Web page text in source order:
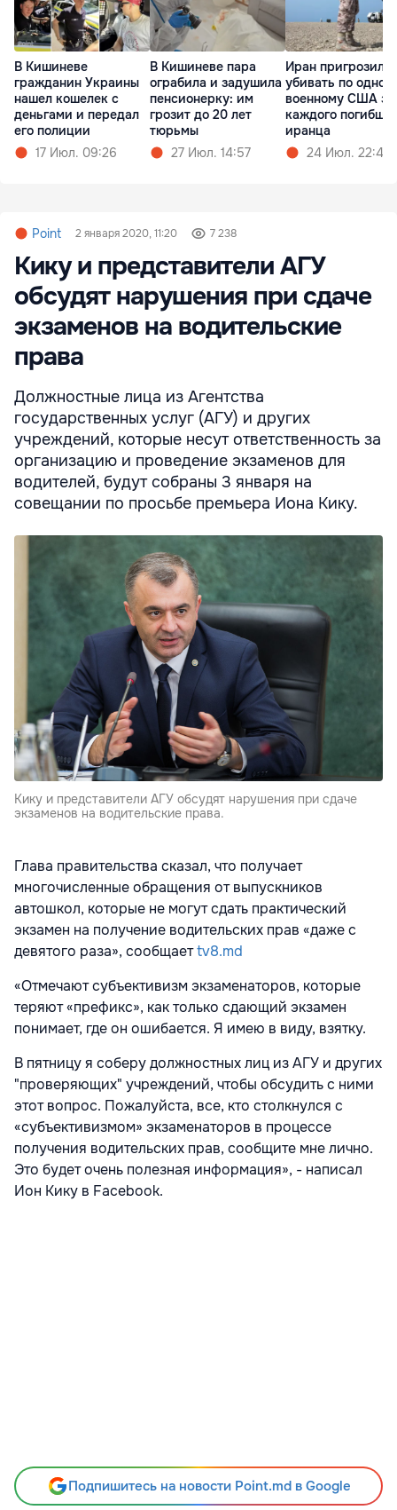
В Кишиневе
гражданин Украины
нашел кошелек с
деньгами и передал
его полиции
17 Июл. 09:26
В Кишиневе пара
ограбила и задушила
пенсионерку: им
грозит до 20 лет
тюрьмы
27 Июл. 14:57
Иран пригрозил
убивать по
военному США за
каждого
иранца
24 Июл. 22:48
Point 2 января 2020, 11:20 7 238
Кику и представители АГУ
обсудят нарушения при сдаче
экзаменов на водительские
права
Должностные лица из Агентства
государственных услуг (АГУ) и других
учреждений, которые несут ответственность за
организацию и проведение экзаменов для
водителей, будут собраны 3 января на
совещании по просьбе премьера Иона Кику.
Кику и представители АГУ обсудят нарушения при сдаче
экзаменов на водительские права.
Глава правительства сказал, что получает
многочисленные обращения от выпускников
автошкол, которые не могут сдать практический
экзамен на получение водительских прав «даже с
девятого раза», сообщаетtv8.md
«Отмечают субъективизм экзаменаторов, которые
теряют «префикс», как только сдающий экзамен
понимает, где он ошибается. Я имею в виду, взятку.
В пятницу я соберу должностных лиц из АГУ и других
"проверяющих" учреждений, чтобы обсудить с ними
этот вопрос. Пожалуйста, все, кто столкнулся с
«субъективизмом» экзаменаторов в процессе
получения водительских прав, сообщите мне лично.
Это будет очень полезная информация», - написал
Ион Кику в Facebook.
Подпишитесь на новости Point.md в Google